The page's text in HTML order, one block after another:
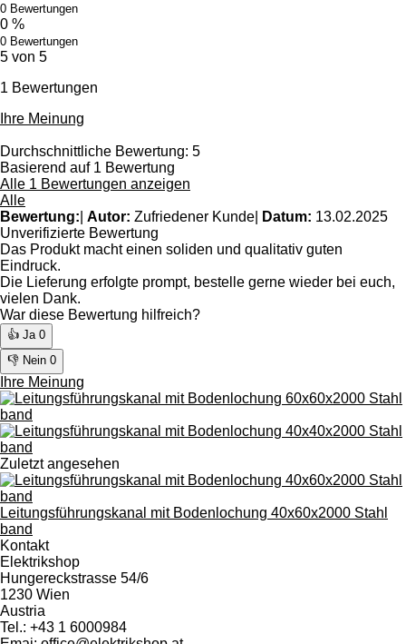
0 Bewertungen
0 %
0 Bewertungen
5 von 5
1 Bewertungen
Ihre Meinung
Durchschnittliche Bewertung: 5
Basierend auf 1 Bewertung
Alle 1 Bewertungen anzeigen
Alle
Bewertung: Autor: Zufriedener Kunde Datum: 13.02.2025
Unverifizierte Bewertung
Das Produkt macht einen soliden und qualitativ guten
Eindruck.
Die Lieferung erfolgte prompt, bestelle gerne wieder bei euch,
vielen Dank.
War diese Bewertung hilfreich?
👍 Ja 0
👎 Nein 0
Ihre Meinung
Zuletzt angesehen
Leitungsführungskanal mit Bodenlochung 40x60x2000 Stahl
band
Kontakt
Elektrikshop
Hungereckstrasse 54/6
1230 Wien
Austria
Tel.: +43 1 6000984